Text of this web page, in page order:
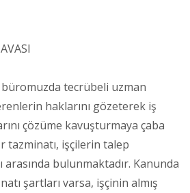
büromuzda tecrübeli uzman
haklarını gözeterek iş
çözüme kavuşturmaya çaba
tazminatı, işçilerin talep
bulunmaktadır. Kanunda
şartları varsa, işçinin almış